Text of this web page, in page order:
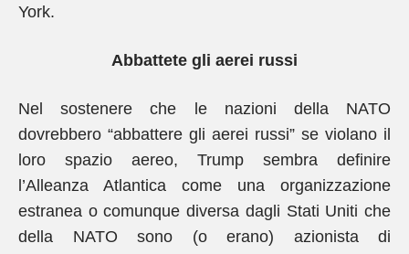
York.
Abbattete gli aerei russi
Nel sostenere che le nazioni della NATO
dovrebbero “abbattere gli aerei russi” se violano il
loro spazio aereo, Trump sembra definire
l’Alleanza Atlantica come una organizzazione
estranea o comunque diversa dagli Stati Uniti che
della NATO sono (o erano) azionista di